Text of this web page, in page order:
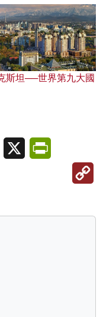
斯坦──世界第九大國
Line X